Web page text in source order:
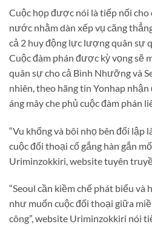
Cuộc họp được nói là tiếp nối
nước nhằm dàn xếp vụ căng
cả 2 huy động lực lượng quân sự
Cuộc đàm phán được kỳ vọng sẽ
quân sự cho cả Bình Nhưỡng và
nhiên, theo hãng tin Yonhap
áng mây che phủ cuộc đàm phán
“Vu khống và bôi nhọ bên đối lập
cuộc đối thoại cố gắng hàn gắn
Uriminzokkiri, website tuyên
“Seoul cần kiềm chế phát biểu và
như muốn cuộc đối thoại giữa
công”, website Uriminzokkiri nói